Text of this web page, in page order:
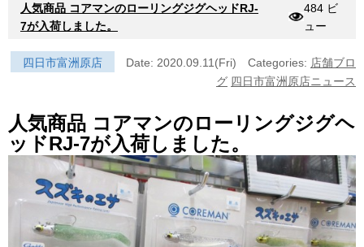
人気商品 コアマンのローリングジグヘッドRJ-
7が入荷しました。
484 ビ
ュー
四日市富洲原店 Date: 2020.09.11(Fri) Categories: 店舗ブロ
グ 四日市富洲原店ニュース
人気商品 コアマンのローリングジグヘ
ッドRJ-7が入荷しました。